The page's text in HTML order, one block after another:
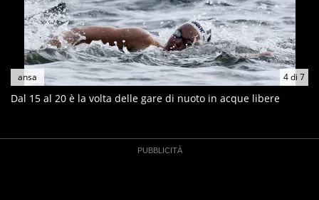
4di 7
ansa
Dal 15 al 20 è la volta delle gare di nuoto in acque libere